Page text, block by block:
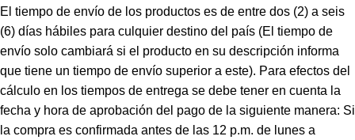
El tiempo de envío de los productos es de entre dos (2) a seis
(6) días hábiles para culquier destino del país (El tiempo de
envío solo cambiará si el producto en su descripción informa
que tiene un tiempo de envío superior a este). Para efectos del
cálculo en los tiempos de entrega se debe tener en cuenta la
fecha y hora de aprobación del pago de la siguiente manera: Si
la compra es confirmada antes de las 12 p.m. de lunes a